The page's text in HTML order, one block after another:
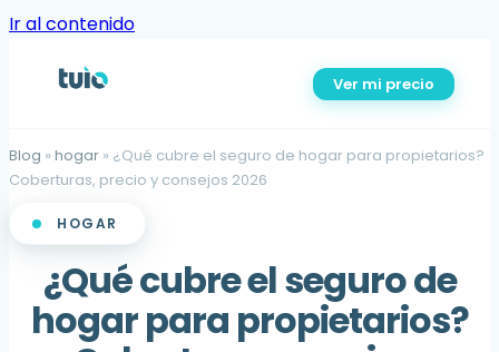
Ir al contenido
Ver mi precio
Blog » hogar » ¿Qué cubre el seguro de hogar para propietarios?
Coberturas, precio y consejos 2026
HOGAR
¿Qué cubre el seguro de
hogar para propietarios?